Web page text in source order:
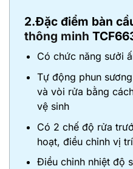
2.Đặc điểm bàn
thông minh
Có chức năng sưởi
Tự động phun
và vòi rửa bằng
vệ sinh
Có 2 chế độ rửa
hoạt, điều chỉnh vị
Điều chỉnh nhiệt độ